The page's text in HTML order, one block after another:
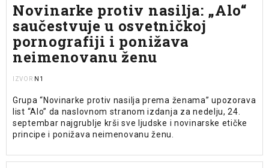
Novinarke protiv nasilja: „Alo“
saučestvuje u osvetničkoj
pornografiji i ponižava
neimenovanu ženu
IZVOR N1
Grupa “Novinarke protiv nasilja prema ženama” upozorava
list “Alo” da naslovnom stranom izdanja za nedelju, 24.
septembar najgrublje krši sve ljudske i novinarske etičke
principe i ponižava neimenovanu ženu.